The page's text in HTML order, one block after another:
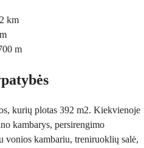
km
m
kurių plotas 392 m2. Kiekvienoje
kambarys, persirengimo
vonios kambariu, treniruoklių salė,